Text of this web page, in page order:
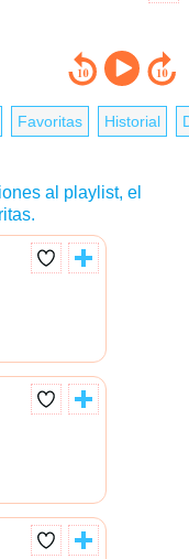
Favoritas Historial
al playlist, el